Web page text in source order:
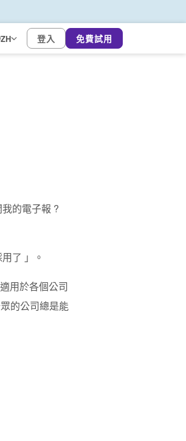
ZH 登入 免費試用
的電子報 ?
了 」。
用於各個公司
的公司總是能